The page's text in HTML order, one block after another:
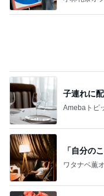
子連れに
Amebaトピ
「自分の
ワタナベ薫